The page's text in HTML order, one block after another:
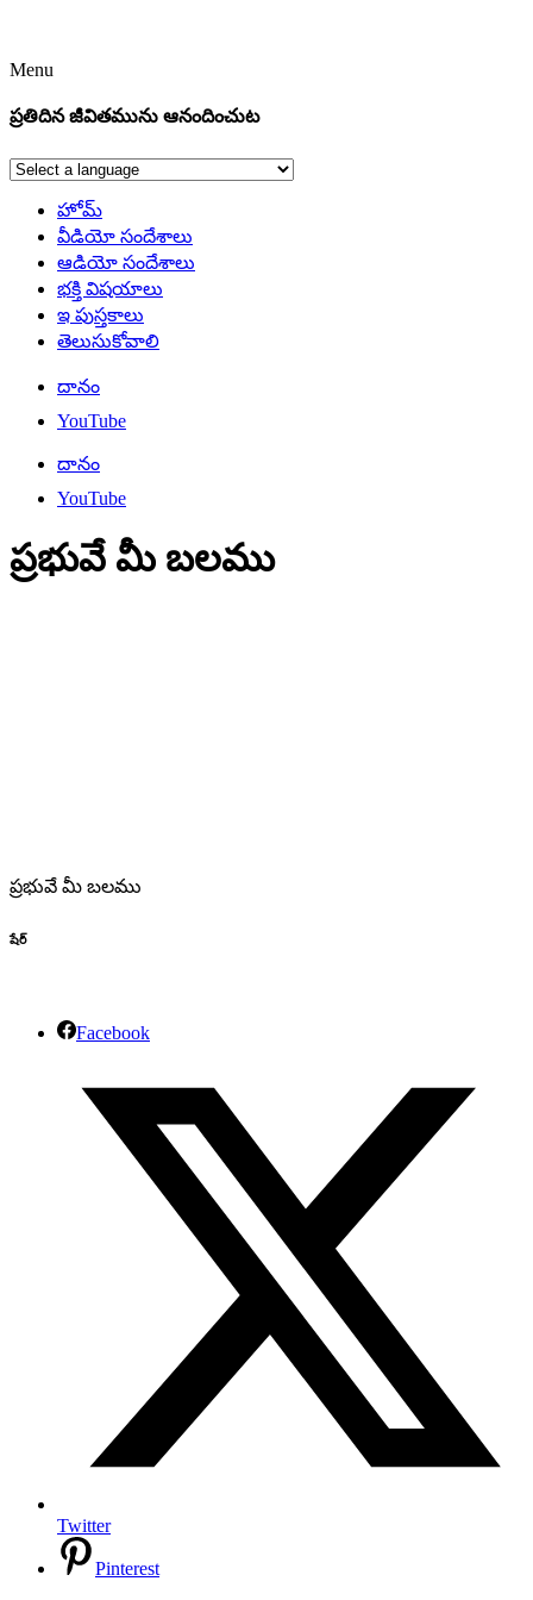
Menu
ప్రతిదిన జీవితమును ఆనందించుట
హోమ్
వీడియో సందేశాలు
ఆడియో సందేశాలు
భక్తి విషయాలు
ఇ పుస్తకాలు
తెలుసుకోవాలి
దానం
YouTube
దానం
YouTube
ప్రభువే మీ బలము
ప్రభువే మీ బలము
షేర్
Facebook
Twitter
Pinterest